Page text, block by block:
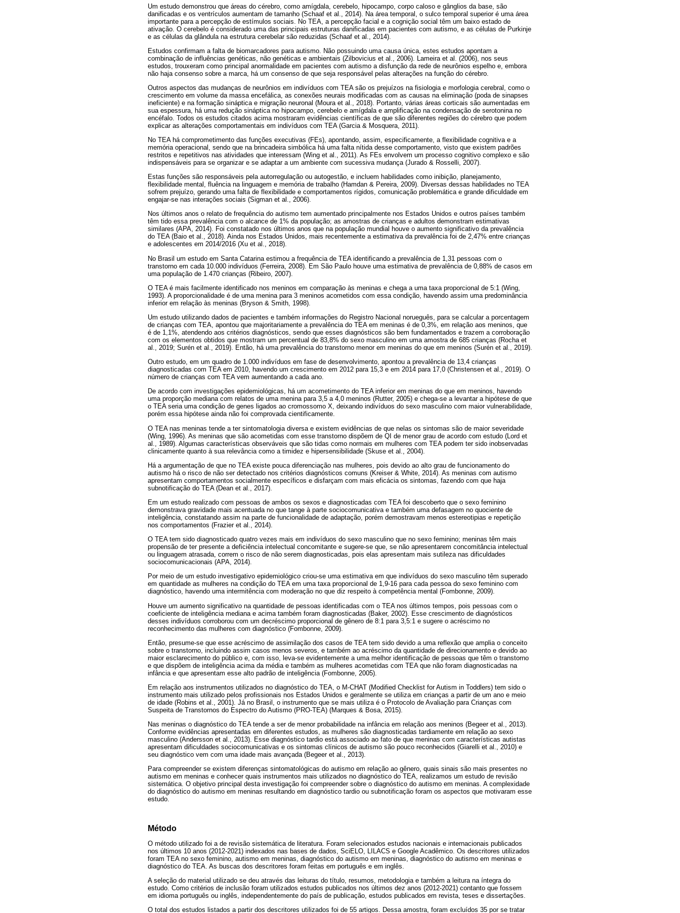
Um estudo demonstrou que áreas do cérebro, como amígdala, cerebelo, hipocampo, corpo caloso e gânglios da base, são
danificadas e os ventrículos aumentam de tamanho (Schaaf et al., 2014). Na área temporal, o sulco temporal superior é uma área
importante para a percepção de estímulos sociais. No TEA, a percepção facial e a cognição social têm um baixo estado de
ativação. O cerebelo é considerado uma das principais estruturas danificadas em pacientes com autismo, e as células de Purkinje
e as células da glândula na estrutura cerebelar são reduzidas (Schaaf et al., 2014).
Estudos confirmam a falta de biomarcadores para autismo. Não possuindo uma causa única, estes estudos apontam a
combinação de influências genéticas, não genéticas e ambientais (Zilbovicius et al., 2006). Lameira et al. (2006), nos seus
estudos, trouxeram como principal anormalidade em pacientes com autismo a disfunção da rede de neurônios espelho e, embora
não haja consenso sobre a marca, há um consenso de que seja responsável pelas alterações na função do cérebro.
Outros aspectos das mudanças de neurônios em indivíduos com TEA são os prejuízos na fisiologia e morfologia cerebral, como o
crescimento em volume da massa encefálica, as conexões neurais modificadas com as causas na eliminação (poda de sinapses
ineficiente) e na formação sináptica e migração neuronal (Moura et al., 2018). Portanto, várias áreas corticais são aumentadas em
sua espessura, há uma redução sináptica no hipocampo, cerebelo e amígdala e amplificação na condensação de serotonina no
encéfalo. Todos os estudos citados acima mostraram evidências científicas de que são diferentes regiões do cérebro que podem
explicar as alterações comportamentais em indivíduos com TEA (Garcia & Mosquera, 2011).
No TEA há comprometimento das funções executivas (FEs), apontando, assim, especificamente, a flexibilidade cognitiva e a
memória operacional, sendo que na brincadeira simbólica há uma falta nítida desse comportamento, visto que existem padrões
restritos e repetitivos nas atividades que interessam (Wing et al., 2011). As FEs envolvem um processo cognitivo complexo e são
indispensáveis para se organizar e se adaptar a um ambiente com sucessiva mudança (Jurado & Rosselli, 2007).
Estas funções são responsáveis pela autorregulação ou autogestão, e incluem habilidades como inibição, planejamento,
flexibilidade mental, fluência na linguagem e memória de trabalho (Hamdan & Pereira, 2009). Diversas dessas habilidades no TEA
sofrem prejuízo, gerando uma falta de flexibilidade e comportamentos rígidos, comunicação problemática e grande dificuldade em
engajar-se nas interações sociais (Sigman et al., 2006).
Nos últimos anos o relato de frequência do autismo tem aumentado principalmente nos Estados Unidos e outros países também
têm tido essa prevalência com o alcance de 1% da população; as amostras de crianças e adultos demonstram estimativas
similares (APA, 2014). Foi constatado nos últimos anos que na população mundial houve o aumento significativo da prevalência
do TEA (Baio et al., 2018). Ainda nos Estados Unidos, mais recentemente a estimativa da prevalência foi de 2,47% entre crianças
e adolescentes em 2014/2016 (Xu et al., 2018).
No Brasil um estudo em Santa Catarina estimou a frequência de TEA identificando a prevalência de 1,31 pessoas com o
transtorno em cada 10.000 indivíduos (Ferreira, 2008). Em São Paulo houve uma estimativa de prevalência de 0,88% de casos em
uma população de 1.470 crianças (Ribeiro, 2007).
O TEA é mais facilmente identificado nos meninos em comparação às meninas e chega a uma taxa proporcional de 5:1 (Wing,
1993). A proporcionalidade é de uma menina para 3 meninos acometidos com essa condição, havendo assim uma predominância
inferior em relação às meninas (Bryson & Smith, 1998).
Um estudo utilizando dados de pacientes e também informações do Registro Nacional norueguês, para se calcular a porcentagem
de crianças com TEA, apontou que majoritariamente a prevalência do TEA em meninas é de 0,3%, em relação aos meninos, que
é de 1,1%, atendendo aos critérios diagnósticos, sendo que esses diagnósticos são bem fundamentados e trazem a corroboração
com os elementos obtidos que mostram um percentual de 83,8% do sexo masculino em uma amostra de 685 crianças (Rocha et
al., 2019; Surén et al., 2019). Então, há uma prevalência do transtorno menor em meninas do que em meninos (Surén et al., 2019).
Outro estudo, em um quadro de 1.000 indivíduos em fase de desenvolvimento, apontou a prevalência de 13,4 crianças
diagnosticadas com TEA em 2010, havendo um crescimento em 2012 para 15,3 e em 2014 para 17,0 (Christensen et al., 2019). O
número de crianças com TEA vem aumentando a cada ano.
De acordo com investigações epidemiológicas, há um acometimento do TEA inferior em meninas do que em meninos, havendo
uma proporção mediana com relatos de uma menina para 3,5 a 4,0 meninos (Rutter, 2005) e chega-se a levantar a hipótese de que
o TEA seria uma condição de genes ligados ao cromossomo X, deixando indivíduos do sexo masculino com maior vulnerabilidade,
porém essa hipótese ainda não foi comprovada cientificamente.
O TEA nas meninas tende a ter sintomatologia diversa e existem evidências de que nelas os sintomas são de maior severidade
(Wing, 1996). As meninas que são acometidas com esse transtorno dispõem de QI de menor grau de acordo com estudo (Lord et
al., 1989). Algumas características observáveis que são tidas como normais em mulheres com TEA podem ter sido inobservadas
clinicamente quanto à sua relevância como a timidez e hipersensibilidade (Skuse et al., 2004).
Há a argumentação de que no TEA existe pouca diferenciação nas mulheres, pois devido ao alto grau de funcionamento do
autismo há o risco de não ser detectado nos critérios diagnósticos comuns (Kreiser & White, 2014). As meninas com autismo
apresentam comportamentos socialmente específicos e disfarçam com mais eficácia os sintomas, fazendo com que haja
subnotificação do TEA (Dean et al., 2017).
Em um estudo realizado com pessoas de ambos os sexos e diagnosticadas com TEA foi descoberto que o sexo feminino
demonstrava gravidade mais acentuada no que tange à parte sociocomunicativa e também uma defasagem no quociente de
inteligência, constatando assim na parte de funcionalidade de adaptação, porém demostravam menos estereotipias e repetição
nos comportamentos (Frazier et al., 2014).
O TEA tem sido diagnosticado quatro vezes mais em indivíduos do sexo masculino que no sexo feminino; meninas têm mais
propensão de ter presente a deficiência intelectual concomitante e sugere-se que, se não apresentarem concomitância intelectual
ou linguagem atrasada, correm o risco de não serem diagnosticadas, pois elas apresentam mais sutileza nas dificuldades
sociocomunicacionais (APA, 2014).
Por meio de um estudo investigativo epidemiológico criou-se uma estimativa em que indivíduos do sexo masculino têm superado
em quantidade as mulheres na condição do TEA em uma taxa proporcional de 1,9-16 para cada pessoa do sexo feminino com
diagnóstico, havendo uma intermitência com moderação no que diz respeito à competência mental (Fombonne, 2009).
Houve um aumento significativo na quantidade de pessoas identificadas com o TEA nos últimos tempos, pois pessoas com o
coeficiente de inteligência mediana e acima também foram diagnosticadas (Baker, 2002). Esse crescimento de diagnósticos
desses indivíduos corroborou com um decréscimo proporcional de gênero de 8:1 para 3,5:1 e sugere o acréscimo no
reconhecimento das mulheres com diagnóstico (Fombonne, 2009).
Então, presume-se que esse acréscimo de assimilação dos casos de TEA tem sido devido a uma reflexão que amplia o conceito
sobre o transtorno, incluindo assim casos menos severos, e também ao acréscimo da quantidade de direcionamento e devido ao
maior esclarecimento do público e, com isso, leva-se evidentemente a uma melhor identificação de pessoas que têm o transtorno
e que dispõem de inteligência acima da média e também as mulheres acometidas com TEA que não foram diagnosticadas na
infância e que apresentam esse alto padrão de inteligência (Fombonne, 2005).
Em relação aos instrumentos utilizados no diagnóstico do TEA, o M-CHAT (Modified Checklist for Autism in Toddlers) tem sido o
instrumento mais utilizado pelos profissionais nos Estados Unidos e geralmente se utiliza em crianças a partir de um ano e meio
de idade (Robins et al., 2001). Já no Brasil, o instrumento que se mais utiliza é o Protocolo de Avaliação para Crianças com
Suspeita de Transtornos do Espectro do Autismo (PRO-TEA) (Marques & Bosa, 2015).
Nas meninas o diagnóstico do TEA tende a ser de menor probabilidade na infância em relação aos meninos (Begeer et al., 2013).
Conforme evidências apresentadas em diferentes estudos, as mulheres são diagnosticadas tardiamente em relação ao sexo
masculino (Andersson et al., 2013). Esse diagnóstico tardio está associado ao fato de que meninas com características autistas
apresentam dificuldades sociocomunicativas e os sintomas clínicos de autismo são pouco reconhecidos (Giarelli et al., 2010) e
seu diagnóstico vem com uma idade mais avançada (Begeer et al., 2013).
Para compreender se existem diferenças sintomatológicas do autismo em relação ao gênero, quais sinais são mais presentes no
autismo em meninas e conhecer quais instrumentos mais utilizados no diagnóstico do TEA, realizamos um estudo de revisão
sistemática. O objetivo principal desta investigação foi compreender sobre o diagnóstico do autismo em meninas. A complexidade
do diagnóstico do autismo em meninas resultando em diagnóstico tardio ou subnotificação foram os aspectos que motivaram esse
estudo.
Método
O método utilizado foi a de revisão sistemática de literatura. Foram selecionados estudos nacionais e internacionais publicados
nos últimos 10 anos (2012-2021) indexados nas bases de dados, SciELO, LILACS e Google Acadêmico. Os descritores utilizados
foram TEA no sexo feminino, autismo em meninas, diagnóstico do autismo em meninas, diagnóstico do autismo em meninas e
diagnóstico do TEA. As buscas dos descritores foram feitas em português e em inglês.
A seleção do material utilizado se deu através das leituras do título, resumos, metodologia e também a leitura na íntegra do
estudo. Como critérios de inclusão foram utilizados estudos publicados nos últimos dez anos (2012-2021) contanto que fossem
em idioma português ou inglês, independentemente do país de publicação, estudos publicados em revista, teses e dissertações.
O total dos estudos listados a partir dos descritores utilizados foi de 55 artigos. Dessa amostra, foram excluídos 35 por se tratar